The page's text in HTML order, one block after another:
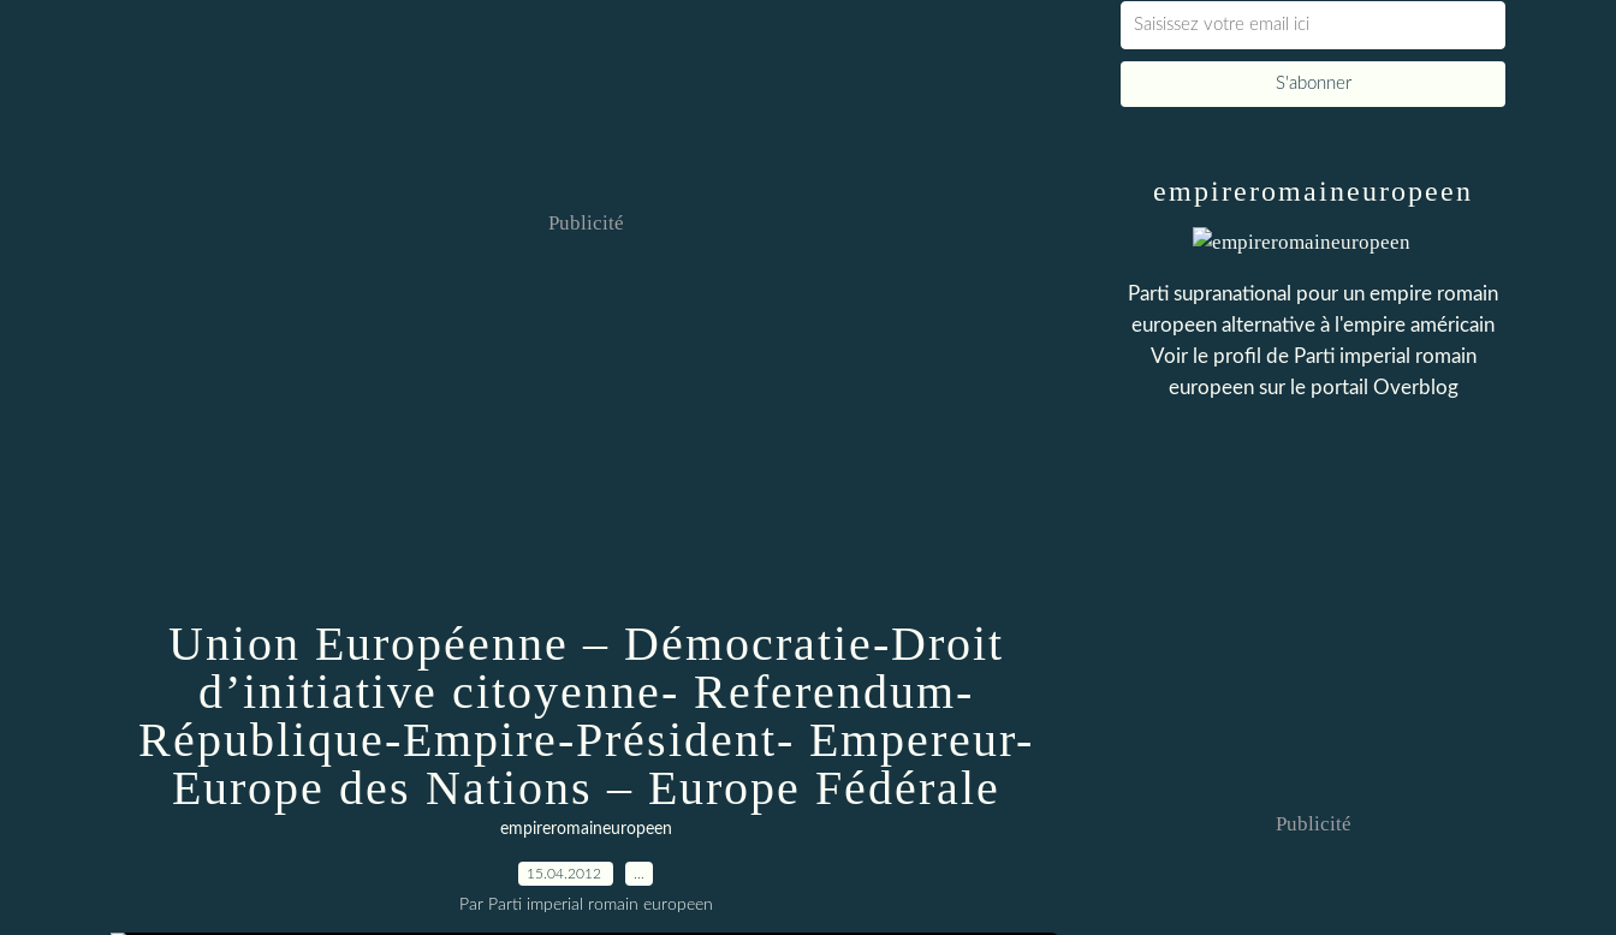
Publicité
Union Européenne – Démocratie-Droit
d’initiative citoyenne- Referendum-
République-Empire-Président- Empereur-
Europe des Nations – Europe Fédérale
empireromaineuropeen
15.04.2012
Par Parti imperial romain europeen
empireromaineuropeen
Parti supranational pour un empire romain
europeen alternative à l'empire américain
Voir le profil de Parti imperial romain
europeensur le portail Overblog
Publicité